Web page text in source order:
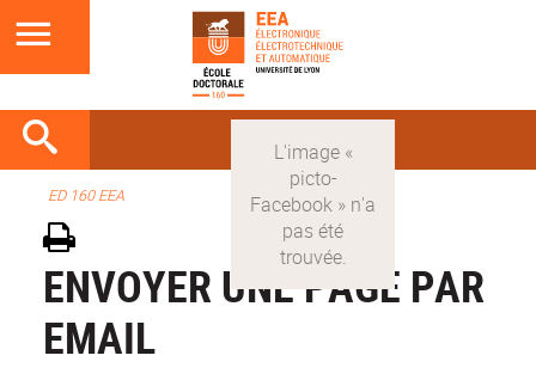
ED 160 EEA
ENVOYER UNE PAGE PAR
EMAIL